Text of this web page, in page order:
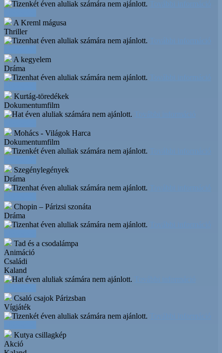
A Kreml mágusa
Thriller
A kegyelem
Dráma
Kurtág-töredékek
Dokumentumfilm
Mohács - Világok Harca
Dokumentumfilm
Szegénylegények
Dráma
Chopin – Párizsi szonáta
Dráma
Tad és a csodalámpa
Animáció
Családi
Kaland
Csaló csajok Párizsban
Vígjáték
Kutya csillagkép
Akció